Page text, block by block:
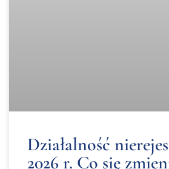
Działalność
2026 r. Co się